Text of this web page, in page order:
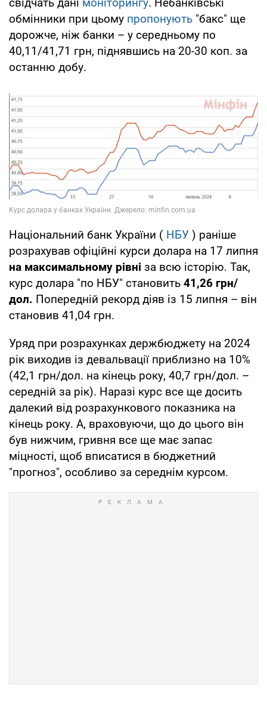
обмінники при цьому пропонують "бакс" ще
дорожче, ніж банки – у середньому по
40,11/41,71 грн, піднявшись на 20-30 коп. за
останню добу.
Національний банк України ( НБУ ) раніше
розрахував офіційні курси долара на 17 липня
на максимальному рівні за всю історію. Так,
курс долара "по НБУ" становить 41,26 грн/
дол. Попередній рекорд діяв із 15 липня – він
становив 41,04 грн.
Уряд при розрахунках держбюджету на 2024
рік виходив із девальвації приблизно на 10%
(42,1 грн/дол. на кінець року, 40,7 грн/дол. –
середній за рік). Наразі курс все ще досить
далекий від розрахункового показника на
кінець року. А, враховуючи, що до цього він
був нижчим, гривня все ще має запас
міцності, щоб вписатися в бюджетний
"прогноз", особливо за середнім курсом.